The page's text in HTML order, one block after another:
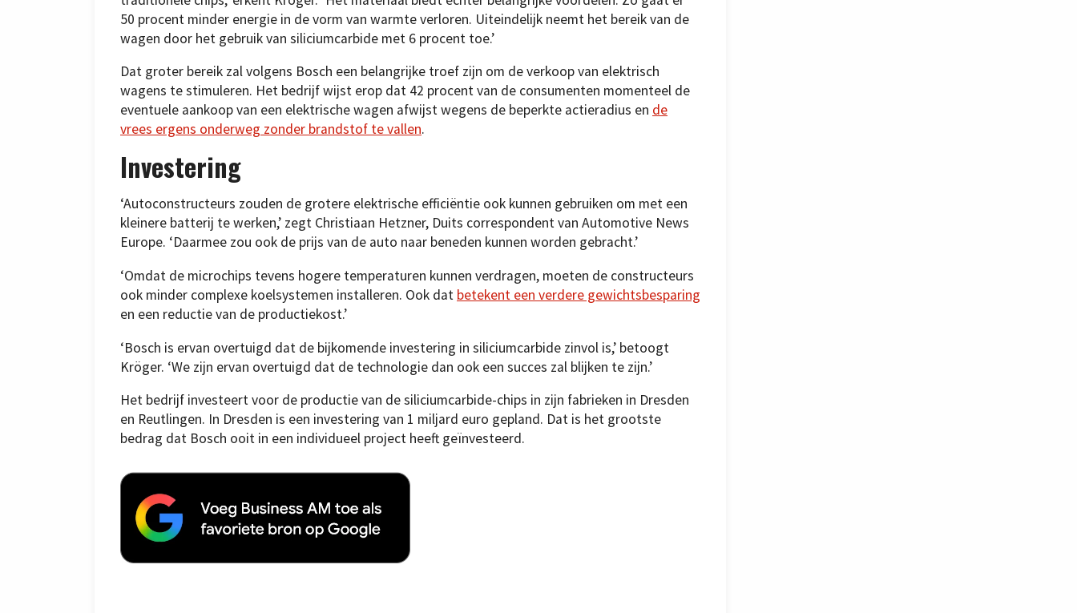
50 procent minder energie in de vorm van warmte verloren. Uiteindelijk neemt het bereik van de
wagen door het gebruik van siliciumcarbide met 6 procent toe.’
Dat groter bereik zal volgens Bosch een belangrijke troef zijn om de verkoop van elektrisch
wagens te stimuleren. Het bedrijf wijst erop dat 42 procent van de consumenten momenteel de
eventuele aankoop van een elektrische wagen afwijst wegens de beperkte actieradius en de
vrees ergens onderweg zonder brandstof te vallen.
Investering
‘Autoconstructeurs zouden de grotere elektrische efficiëntie ook kunnen gebruiken om met een
kleinere batterij te werken,’ zegt Christiaan Hetzner, Duits correspondent van Automotive News
Europe. ‘Daarmee zou ook de prijs van de auto naar beneden kunnen worden gebracht.’
‘Omdat de microchips tevens hogere temperaturen kunnen verdragen, moeten de constructeurs
ook minder complexe koelsystemen installeren. Ook dat betekent een verdere gewichtsbesparing
en een reductie van de productiekost.’
‘Bosch is ervan overtuigd dat de bijkomende investering in siliciumcarbide zinvol is,’ betoogt
Kröger. ‘We zijn ervan overtuigd dat de technologie dan ook een succes zal blijken te zijn.’
Het bedrijf investeert voor de productie van de siliciumcarbide-chips in zijn fabrieken in Dresden
en Reutlingen. In Dresden is een investering van 1 miljard euro gepland. Dat is het grootste
bedrag dat Bosch ooit in een individueel project heeft geïnvesteerd.